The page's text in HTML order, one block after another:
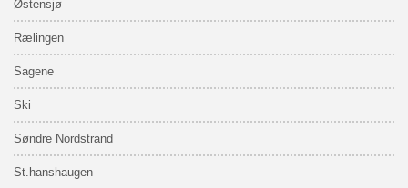
Østensjø
Rælingen
Sagene
Ski
Søndre Nordstrand
St.hanshaugen